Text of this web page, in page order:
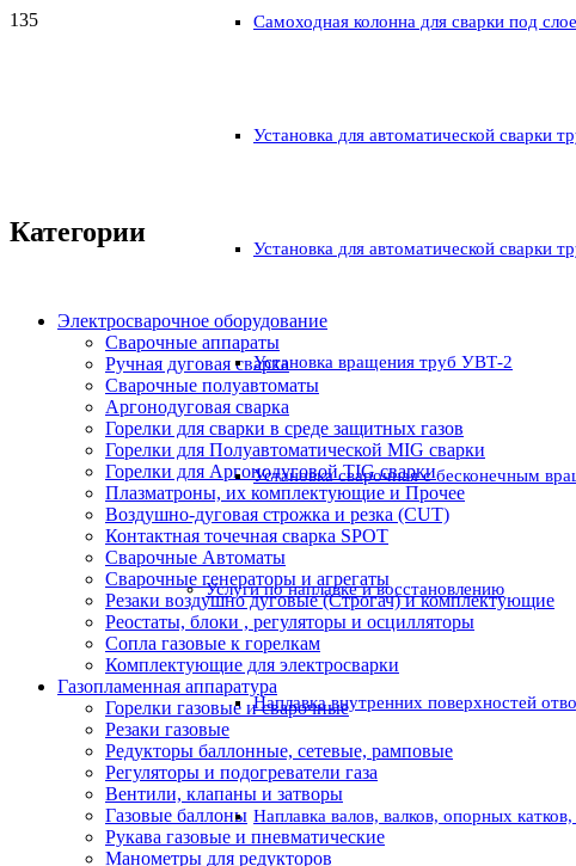
Самоходная колонна для сварки под
Установка для автоматической сварки
Установка для автоматической сварки
Установка вращения труб УВТ-2
Установка сварочная с бесконечным
Услуги по наплавке и восстановлению
Наплавка внутренних поверхностей
Наплавка валов, валков, опорных
Категории
Электросварочное оборудование
Сварочные аппараты
Ручная дуговая сварка
Сварочные полуавтоматы
Аргонодуговая сварка
Горелки для сварки в среде защитных газов
Горелки для Полуавтоматической MIG сварки
Горелки для Аргонодуговой TIG сварки
Плазматроны, их комплектующие и Прочее
Воздушно-дуговая строжка и резка (CUT)
Контактная точечная сварка SPOT
Сварочные Автоматы
Сварочные генераторы и агрегаты
Резаки воздушно дуговые (Строгач) и комплектующие
Реостаты, блоки , регуляторы и осцилляторы
Сопла газовые к горелкам
Комплектующие для электросварки
Газопламенная аппаратура
Горелки газовые и сварочные
Резаки газовые
Редукторы баллонные, сетевые, рамповые
Регуляторы и подогреватели газа
Вентили, клапаны и затворы
Газовые баллоны
Рукава газовые и пневматические
Манометры для редукторов